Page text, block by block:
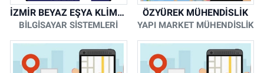
İZMİR BEYAZ EŞYA KLİMA KOMBİ SERVİSİ
BİLGİSAYAR SİSTEMLERİ
ÖZYÜREK MÜHENDİSLİK
YAPI MARKET MÜHENDİSLİK